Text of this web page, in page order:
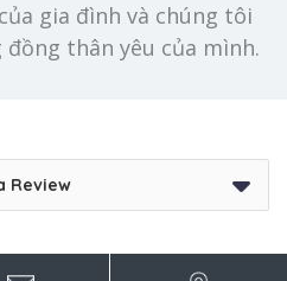
gia đình và chúng tôi
thân yêu của mình.
Review